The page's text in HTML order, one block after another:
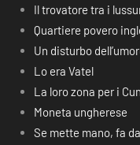
Il trovatore tra i
Quartiere povero
Un disturbo
Lo era Vatel
La loro zona per i
Moneta ungherese
Se mette mano, fa